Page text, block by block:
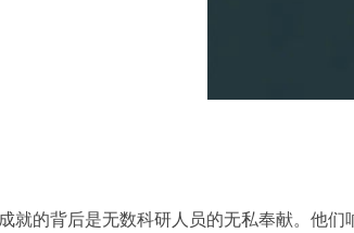
就的背后是无数科研人员的无私奉献。他